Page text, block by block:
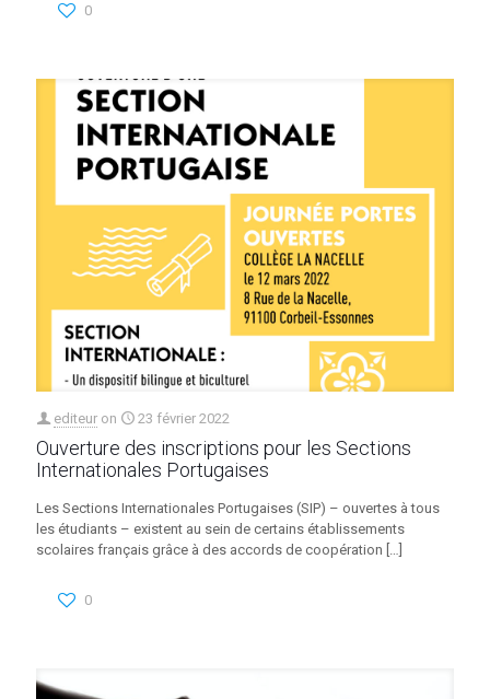
0
editeur on 23 février 2022
Ouverture des inscriptions pour les Sections
Internationales Portugaises
Les Sections Internationales Portugaises (SIP) – ouvertes à tous
les étudiants – existent au sein de certains établissements
scolaires français grâce à des accords de coopération […]
0